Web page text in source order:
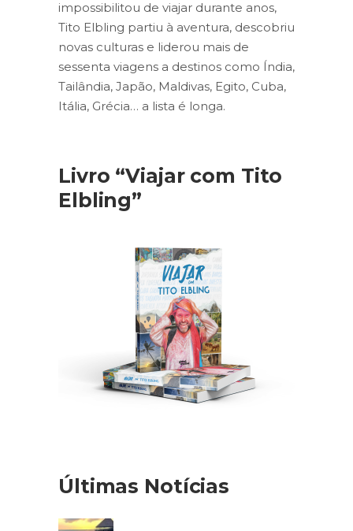
impossibilitou de viajar durante anos,
Tito Elbling partiu à aventura, descobriu
novas culturas e liderou mais de
sessenta viagens a destinos como Índia,
Tailândia, Japão, Maldivas, Egito, Cuba,
Itália, Grécia… a lista é longa.
Livro “Viajar com Tito
Elbling”
Últimas Notícias